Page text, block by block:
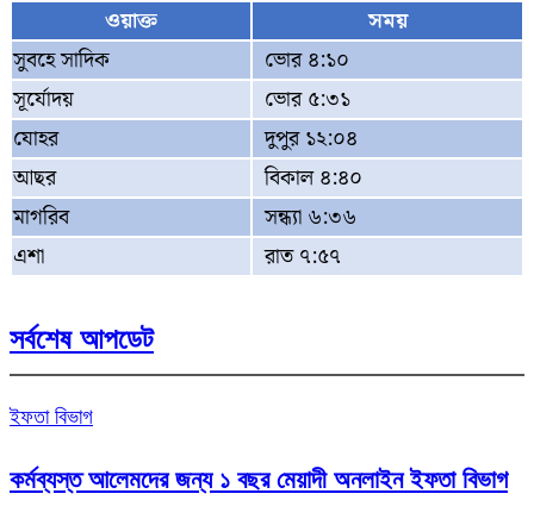
ওয়াক্ত
সময়
সুবহে সাদিক
ভোর ৪:১০
সূর্যোদয়
ভোর ৫:৩১
যোহর
দুপুর ১২:০৪
আছর
বিকাল ৪:৪০
মাগরিব
সন্ধ্যা ৬:৩৬
এশা
রাত ৭:৫৭
সর্বশেষ আপডেট
ইফতা বিভাগ
কর্মব্যস্ত আলেমদের জন্য ১ বছর মেয়াদী অনলাইন ইফতা বিভাগ